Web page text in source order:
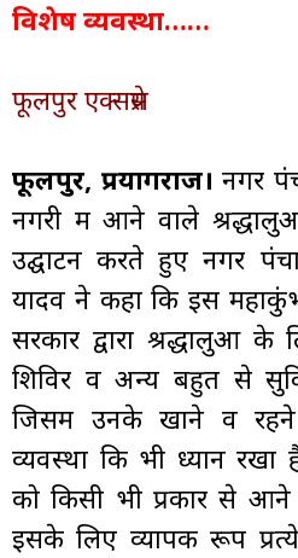
विशेष व्यवस्था……
फूलपुर एक्सप्रेस
फूलपुर, प्रयागराज। नगर
नगरी में आने वाले
उद्घाटन करते हुए नगर
यादव ने कहा कि इस
सरकार द्वारा श्रद्धालुओं
शिविर व अन्य बहुत से
जिसमें उनके खाने व
व्यवस्था कि भी ध्यान रखा
को किसी भी प्रकार से
इसके लिए व्यापक रूप